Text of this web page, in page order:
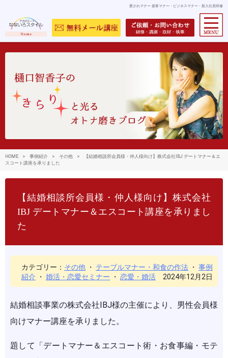
愛されマナー 接客マナー・ビジネスマナー・新入社員研修
HOME > 事例紹介 > その他 >
【結婚相談所会員様・仲人様向け】株式会社IBJ デートマナー＆エ
スコート講座を承りました
【結婚相談所会員様・仲人様向け】株式会社
IBJ デートマナー＆エスコート講座を承りまし
た
カテゴリー： その他 ・ テーブルマナー・和食の作法 ・ 事例
紹介 ・ 婚活・恋愛セミナー ・ 恋愛・婚活 2024年12月2日
結婚相談事業の株式会社IBJ様の主催により、男性会員様
向けマナー講座を承りました。
題して「デートマナー＆エスコート術・お食事編・モテ